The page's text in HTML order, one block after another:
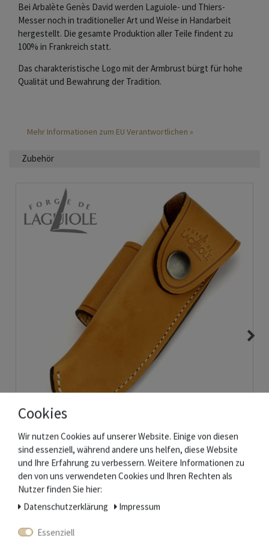
Bei Arbalète Genès David werden Laguiole- und Thiers-
Messer noch in traditioneller Art und Weise in Handarbeit
hergestellt. Die gesamte Produktion aller Teile findent zu
100% in Frankreich statt.
Das charakteristische Logo mit der Armbrust bürgt für hohe
Qualität und Bewahrung der Tradition.
Mehr Informationen zum EU Verantwortlichen »
Zubehör
Nicht auf Lager
46,10 € *
Artikel anzeigen
Cookies
Wir nutzen Cookies auf unserer Website. Einige von diesen
sind essenziell, während andere uns helfen, diese Website
und Ihre Erfahrung zu verbessern. Weitere Informationen zu
den von uns verwendeten Cookies und Ihren Rechten als
Nutzer finden Sie hier:
Daten­schutz­erklärung
Impressum
Essenziell